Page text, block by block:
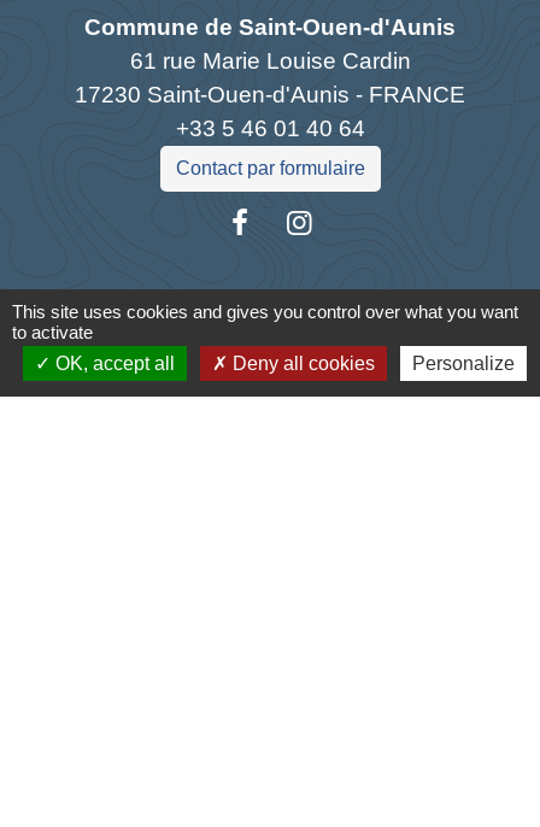
Commune de Saint-Ouen-d'Aunis
61 rue Marie Louise Cardin
17230 Saint-Ouen-d'Aunis - FRANCE
+33 5 46 01 40 64
Contact par formulaire
Liens
Cyclad
This site uses cookies and gives you control over what you want
to activate
OK, accept all
Deny all cookies Personalize